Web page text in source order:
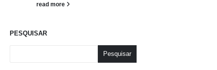
read more
PESQUISAR
Pesquisar